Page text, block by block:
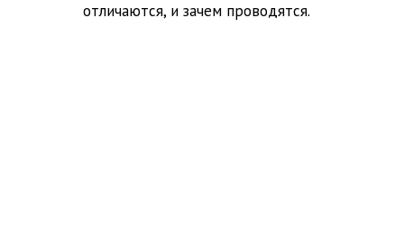
отличаются, и зачем проводятся.